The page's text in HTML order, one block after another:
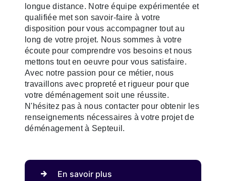
longue distance. Notre équipe expérimentée et
qualifiée met son savoir-faire à votre
disposition pour vous accompagner tout au
long de votre projet. Nous sommes à votre
écoute pour comprendre vos besoins et nous
mettons tout en oeuvre pour vous satisfaire.
Avec notre passion pour ce métier, nous
travaillons avec propreté et rigueur pour que
votre déménagement soit une réussite.
N'hésitez pas à nous contacter pour obtenir les
renseignements nécessaires à votre projet de
déménagement à Septeuil.
En savoir plus